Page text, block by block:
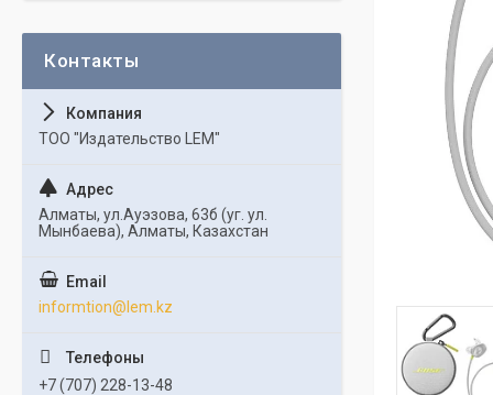
ТОО "Издательство LEM"
Алматы, ул.Ауэзова, 63б (уг. ул.
Мынбаева), Алматы, Казахстан
informtion@lem.kz
+7 (707) 228-13-48